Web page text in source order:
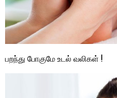
பறந்து போகுமே உடல் வலிகள் !